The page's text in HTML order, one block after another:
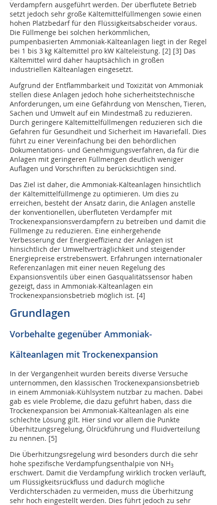
Verdampfern ausgeführt werden. Der überflutete Betrieb
setzt jedoch sehr große Kältemittelfüllmengen sowie einen
hohen Platzbedarf für den Flüssigkeitsabscheider voraus.
Die Füllmenge bei solchen herkömmlichen,
pumpenbasierten Ammoniak-Kälteanlagen liegt in der Regel
bei 1 bis 3 kg Kältemittel pro kW Kälteleistung. [2] [3] Das
Kältemittel wird daher hauptsächlich in großen
industriellen Kälteanlagen eingesetzt.
Aufgrund der Entflammbarkeit und Toxizität von Ammoniak
stellen diese Anlagen jedoch hohe sicherheitstechnische
Anforderungen, um eine Gefährdung von Menschen, Tieren,
Sachen und Umwelt auf ein Mindestmaß zu reduzieren.
Durch geringere Kältemittelfüllmengen reduzieren sich die
Gefahren für Gesundheit und Sicherheit im Havariefall. Dies
führt zu einer Vereinfachung bei den behördlichen
Dokumentations- und Genehmigungsverfahren, da für die
Anlagen mit geringeren Füllmengen deutlich weniger
Auflagen und Vorschriften zu berücksichtigen sind.
Das Ziel ist daher, die Ammoniak-Kälteanlagen hinsichtlich
der Kältemittelfüllmenge zu optimieren. Um dies zu
erreichen, besteht der Ansatz darin, die Anlagen anstelle
der konventionellen, überfluteten Verdampfer mit
Trockenexpansionsverdampfern zu betreiben und damit die
Füllmenge zu reduzieren. Eine einhergehende
Verbesserung der Energieeffizienz der Anlagen ist
hinsichtlich der Umweltverträglichkeit und steigender
Energiepreise erstrebenswert. Erfahrungen internationaler
Referenzanlagen mit einer neuen Regelung des
Expansionsventils über einen Gasqualitätssensor haben
gezeigt, dass in Ammoniak-Kälteanlagen ein
Trockenexpansionsbetrieb möglich ist. [4]
Grundlagen
Vorbehalte gegenüber Ammoniak-
Kälteanlagen mit Trockenexpansion
In der Vergangenheit wurden bereits diverse Versuche
unternommen, den klassischen Trockenexpansionsbetrieb
in einem Ammoniak-Kühlsystem nutzbar zu machen. Dabei
gab es viele Probleme, die dazu geführt haben, dass die
Trockenexpansion bei Ammoniak-Kälteanlagen als eine
schlechte Lösung gilt. Hier sind vor allem die Punkte
Überhitzungsregelung, Ölrückführung und Fluidverteilung
zu nennen. [5]
Die Überhitzungsregelung wird besonders durch die sehr
hohe spezifische Verdampfungsenthalpie von NH3
erschwert. Damit die Verdampfung wirklich trocken verläuft,
um Flüssigkeitsrückfluss und dadurch mögliche
Verdichterschäden zu vermeiden, muss die Überhitzung
sehr hoch eingestellt werden. Dies führt jedoch zu sehr